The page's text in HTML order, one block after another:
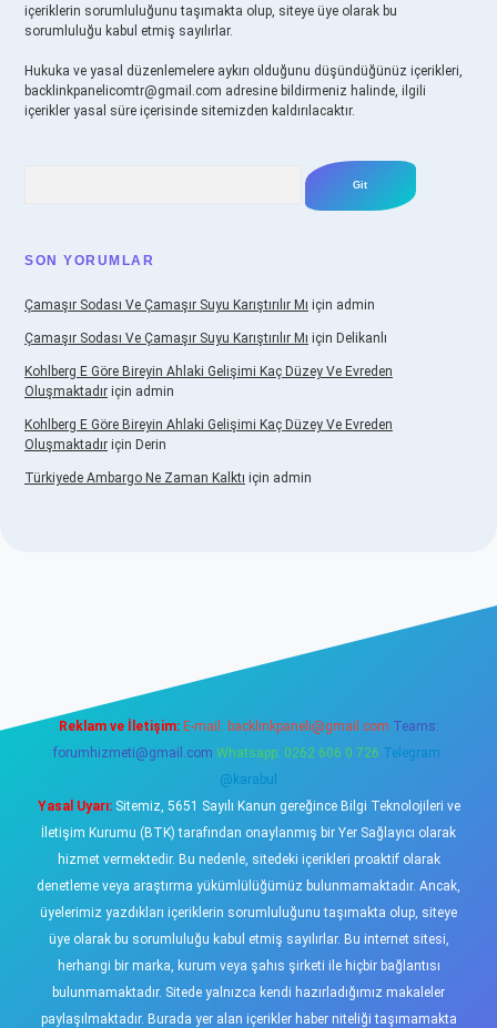
içeriklerin sorumluluğunu taşımakta olup, siteye üye olarak bu
sorumluluğu kabul etmiş sayılırlar.
Hukuka ve yasal düzenlemelere aykırı olduğunu düşündüğünüz içerikleri,
backlinkpanelicomtr@gmail.com adresine bildirmeniz halinde, ilgili
içerikler yasal süre içerisinde sitemizden kaldırılacaktır.
SON YORUMLAR
Çamaşır Sodası Ve Çamaşır Suyu Karıştırılır Mı için admin
Çamaşır Sodası Ve Çamaşır Suyu Karıştırılır Mı için Delikanlı
Kohlberg E Göre Bireyin Ahlaki Gelişimi Kaç Düzey Ve Evreden
Oluşmaktadır için admin
Kohlberg E Göre Bireyin Ahlaki Gelişimi Kaç Düzey Ve Evreden
Oluşmaktadır için Derin
Türkiyede Ambargo Ne Zaman Kalktı için admin
Reklam ve İletişim: E-mail: backlinkpaneli@gmail.com Teams:
forumhizmeti@gmail.com Whatsapp: 0262 606 0 726 Telegram:
@karabul
Yasal Uyarı:Sitemiz, 5651 Sayılı Kanun gereğince Bilgi Teknolojileri ve
İletişim Kurumu (BTK) tarafından onaylanmış bir Yer Sağlayıcı olarak
hizmet vermektedir. Bu nedenle, sitedeki içerikleri proaktif olarak
denetleme veya araştırma yükümlülüğümüz bulunmamaktadır. Ancak,
üyelerimiz yazdıkları içeriklerin sorumluluğunu taşımakta olup, siteye
üye olarak bu sorumluluğu kabul etmiş sayılırlar. Bu internet sitesi,
herhangi bir marka, kurum veya şahıs şirketi ile hiçbir bağlantısı
bulunmamaktadır. Sitede yalnızca kendi hazırladığımız makaleler
paylaşılmaktadır. Burada yer alan içerikler haber niteliği taşımamakta